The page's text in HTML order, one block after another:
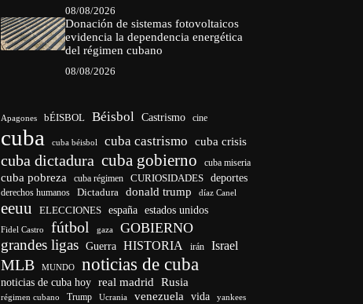
08/08/2026
Donación de sistemas fotovoltaicos
evidencia la dependencia energética
del régimen cubano
08/08/2026
Apagones bÉISBOL Béisbol Castrismo cine
cuba cuba béisbol cuba castrismo cuba crisis
cuba dictadura cuba gobierno cuba miseria
cuba pobreza cuba régimen CURIOSIDADES deportes
derechos humanos Dictadura donald trump díaz Canel
eeuu ELECCIONES españa estados unidos
Fidel Castro fútbol gaza GOBIERNO
grandes ligas Guerra HISTORIA irán Israel
MLB MUNDO noticias de cuba
noticias de cuba hoy real madrid Rusia
régimen cubano Trump Ucrania venezuela vida yankees